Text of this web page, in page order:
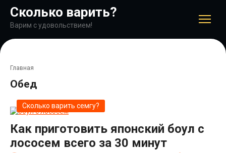
контенту
Сколько варить?
Варим с удовольствием!
Главная
Обед
Сколько варить семгу?
Как приготовить японский боул с
лососем всего за 30 минут